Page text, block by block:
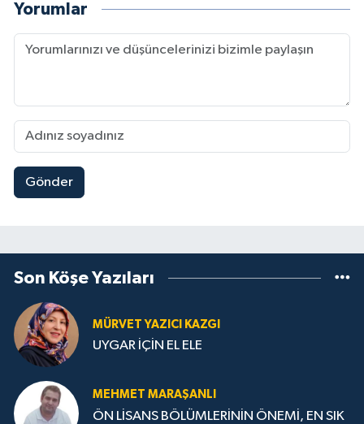
Yorumlar
Gönder
Son Köşe Yazıları
MÜRVET YAZICI KAZGI
UYGAR İÇİN EL ELE
MEHMET MARAŞANLI
ÖN LİSANS BÖLÜMLERİNİN ÖNEMİ, EN SIK